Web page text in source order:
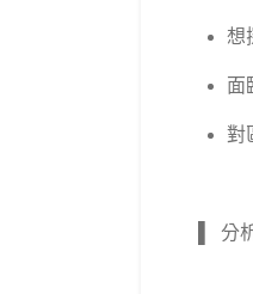
想
面
對
▌ 分